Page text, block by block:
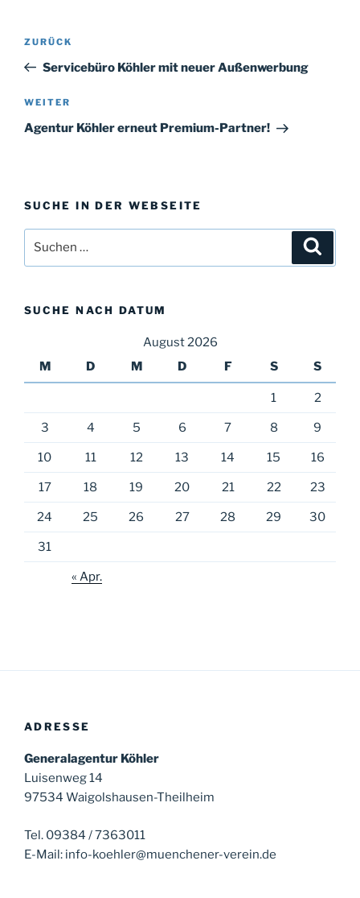
ZURÜCK
Servicebüro Köhler mit neuer Außenwerbung
WEITER
Agentur Köhler erneut Premium-Partner!
SUCHE IN DER WEBSEITE
SUCHE NACH DATUM
August 2026
M
D M D F S S
1 2
3 4 5 6 7 8 9
10 11 12 13 14 15 16
17 18 19 20 21 22 23
24 25 26 27 28 29 30
31
« Apr.
ADRESSE
Generalagentur Köhler
Luisenweg 14
97534 Waigolshausen-Theilheim
Tel. 09384 / 7363011
E-Mail: info-koehler@muenchener-verein.de